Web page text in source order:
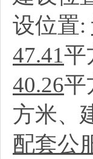
设位置:
47.41平
40.26平
方米、
配套公